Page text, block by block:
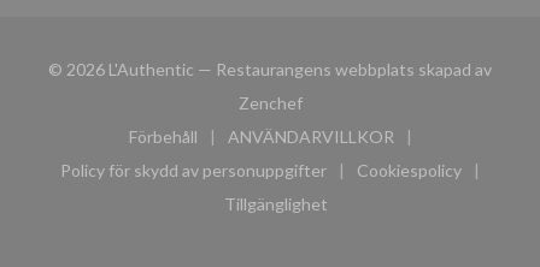
© 2026 L'Authentic — Restaurangens webbplats skapad av
Zenchef((öppnas i ett nytt fönster))
Förbehåll
((öppnas i ett nytt fönster))
ANVÄNDARVILLKOR
((öppnas i ett nytt fönster))
Policy för skydd av personuppgifter
((öppnas i ett nytt fönster))
Cookiespolicy
((öppnas i ett
Tillgänglighet
((öppnas i ett nytt fönster))